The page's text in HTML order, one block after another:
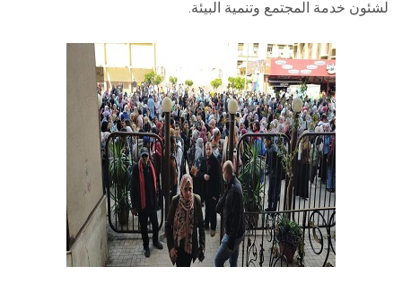
لشئون خدمة المجتمع وتنمية البيئة.